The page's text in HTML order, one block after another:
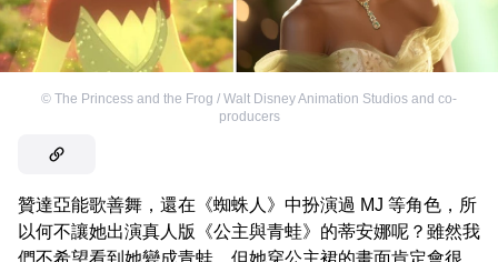
© The Princess and the Frog / Walt Disney Animation Studios and co-
producers
贊達亞能歌善舞，還在《蜘蛛人》中扮演過 MJ 等角色，所
以何不讓她出演真人版《公主與青蛙》的蒂安娜呢？雖然我